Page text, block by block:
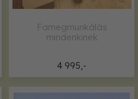
4 995,-
Famegmunkálás
mindenkinek